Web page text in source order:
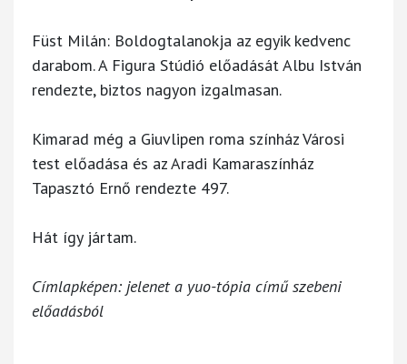
Füst Milán: Boldogtalanokja az egyik kedvenc
darabom. A Figura Stúdió előadását Albu István
rendezte, biztos nagyon izgalmasan.
Kimarad még a Giuvlipen roma színház Városi
test előadása és az Aradi Kamaraszínház
Tapasztó Ernő rendezte 497.
Hát így jártam.
Címlapképen: jelenet a yuo-tópia című szebeni
előadásból